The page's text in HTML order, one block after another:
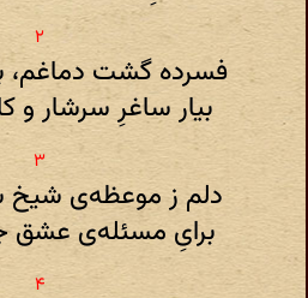
فسرده گشت دماغم،
بیار ساغرِ سرشار و
دلم ز موعظه‌ی شیخ
برایِ مسئله‌ی عشق